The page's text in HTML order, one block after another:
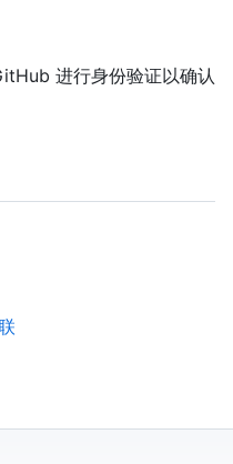
进行身份验证以确认